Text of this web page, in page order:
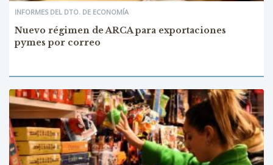
INFORMES DEL DTO. DE ECONOMÍA
Nuevo régimen de ARCA para exportaciones
pymes por correo